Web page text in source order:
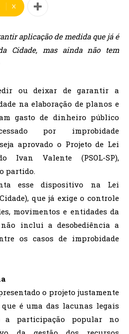
X
aplicação de medida que já é
Cidade, mas ainda não tem
ou deixar de garantir a
na elaboração de planos e
gasto de dinheiro público
por improbidade
aprovado o Projeto de Lei
Ivan Valente (PSOL-SP),
partido.
esse dispositivo na Lei
que já exige o controle
movimentos e entidades da
inclui a desobediência a
os casos de improbidade
o projeto justamente
que é uma das lacunas legais
a participação popular no